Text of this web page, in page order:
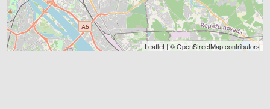
Leaflet | ©OpenStreetMapcontributors